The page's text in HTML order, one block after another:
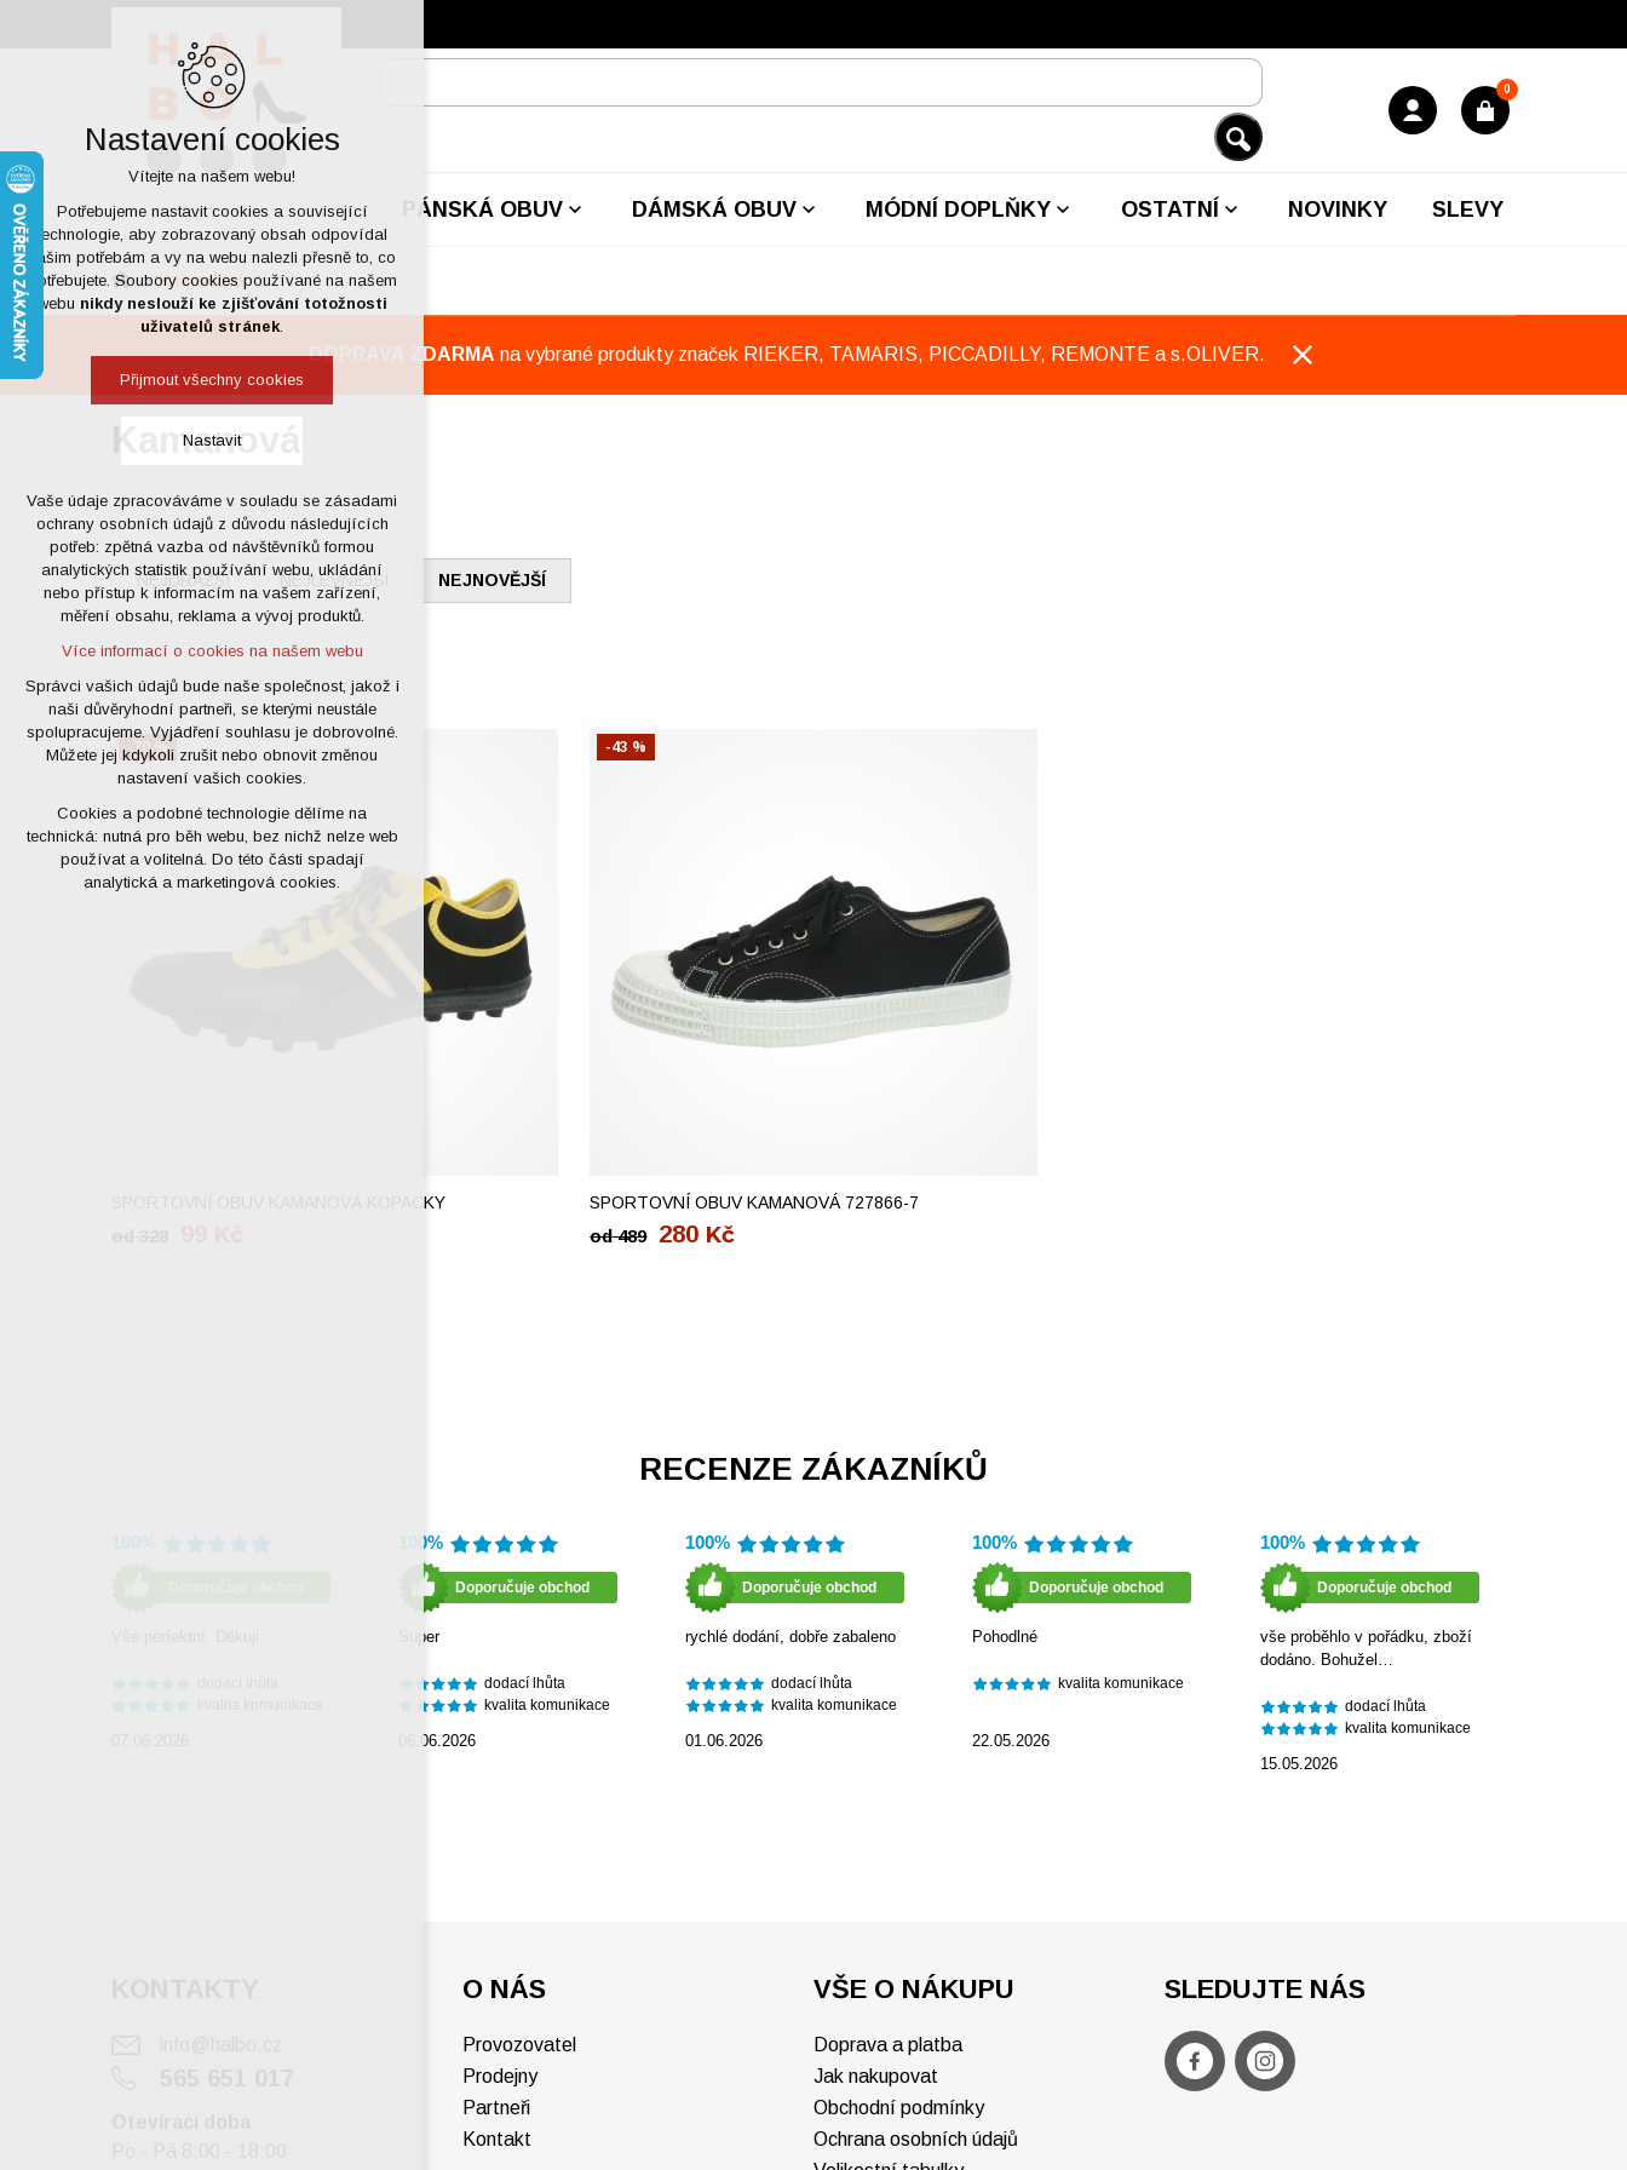
0
PÁNSKÁ OBUV DÁMSKÁ OBUV MÓDNÍ DOPLŇKY OSTATNÍ NOVINKY SLEVY
Kamanová
DOPRAVA ZDARMA na vybrané produkty značek RIEKER, TAMARIS, PICCADILLY, REMONTE a s.OLIVER.
Kamanová
NEJDRAŽŠÍ NEJLEVNĚJŠÍ NEJNOVĚJŠÍ
-70 %
SPORTOVNÍ OBUV KAMANOVÁ KOPACKY
-43 %
SPORTOVNÍ OBUV KAMANOVÁ 727866-7
280 Kč
od 489
RECENZE ZÁKAZNÍKŮ
100%
Doporučuje obchod
Super
dodací lhůta
kvalita komunikace
06.06.2026
100%
Doporučuje obchod
rychlé dodání, dobře zabaleno
dodací lhůta
kvalita komunikace
01.06.2026
100%
Doporučuje obchod
Pohodlné
kvalita komunikace
22.05.2026
100%
Doporučuje obchod
vše proběhlo v pořádku, zboží
dodáno. Bohužel…
dodací lhůta
kvalita komunikace
15.05.2026
O NÁS
Provozovatel
Prodejny
Partneři
Kontakt
VŠE O NÁKUPU
Doprava a platba
Jak nakupovat
Obchodní podmínky
Ochrana osobních údajů
SLEDUJTE NÁS
Nastavení cookies
Vítejte na našem webu!
Potřebujeme nastavit cookies a související
technologie, aby zobrazovaný obsah odpovídal
vašim potřebám a vy na webu nalezli přesně to, co
potřebujete. Soubory cookies používané na našem
webu nikdy neslouží ke zjišťování totožnosti
uživatelů stránek.
Přijmout všechny cookies
Nastavit
Technická cookies
nutná pro provozování webu
udržení kontextu stránek (session):
případná přihlášení, volby jazyka, apod.
Volitelná cookies
analytická pro anonymizované
vyhodnocení návštěvnosti
marketingová cookies (Google)
Více informací o cookies na našem webu
Přijmout všechny cookies
Odmítnout vše
Vaše údaje zpracováváme v souladu se zásadami
ochrany osobních údajů z důvodu následujících
potřeb: zpětná vazba od návštěvníků formou
analytických statistik používání webu, ukládání
nebo přístup k informacím na vašem zařízení,
měření obsahu, reklama a vývoj produktů.
Více informací o cookies na našem webu
Správci vašich údajů bude naše společnost, jakož i
naši důvěryhodní partneři, se kterými neustále
spolupracujeme. Vyjádření souhlasu je dobrovolné.
Můžete jej kdykoli zrušit nebo obnovit změnou
nastavení vašich cookies.
Cookies a podobné technologie dělíme na
technická: nutná pro běh webu, bez nichž nelze web
používat a volitelná. Do této části spadají
analytická a marketingová cookies.